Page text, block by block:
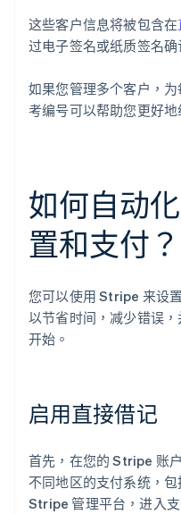
这些客户信息将被包含在
过电子签名或纸质签名确
如果您管理多个客户，
考编号可以帮助您更好地
如何自动
置和支付？
您可以使用 Stripe 来设
以节省时间，减少错误
开始。
启用直接借记
首先，在您的 Stripe 账
不同地区的支付系统，
Stripe 管理平台，进入